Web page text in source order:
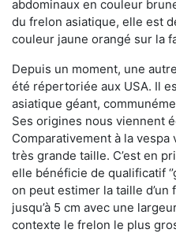
abdominaux en couleur
du frelon asiatique, elle est
couleur jaune orangé sur la
Depuis un moment, une
été répertoriée aux USA. Il
asiatique géant,
Ses origines nous viennent
Comparativement à la vespa
très grande taille. C’est en
elle bénéficie de qualificatif
on peut estimer la taille
jusqu’à 5 cm avec une
contexte le frelon le plus